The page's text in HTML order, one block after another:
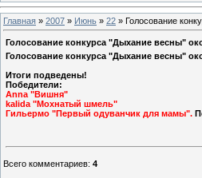
Главная » 2007 » Июнь » 22 » Голосование
Голосование конкурса "Дыхание весны"
Голосование конкурса "Дыхание весны"
Итоги подведены!
Победители:
Anna "Вишня"
kalida "Мохнатый шмель"
Гильермо "Первый одуванчик для мамы".
Всего комментариев: 4